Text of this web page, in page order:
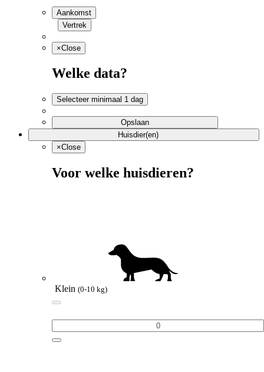
Aankomst
Vertrek
×Close
Welke data?
Selecteer minimaal 1 dag
Opslaan
Huisdier(en)
×Close
Voor welke huisdieren?
Klein (0-10 kg)